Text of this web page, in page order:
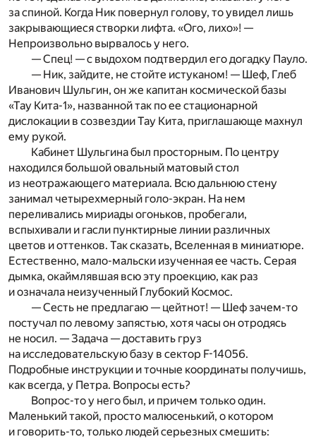
за спиной. Когда Ник повернул голову, то увидел лишь
закрывающиеся створки лифта. «Ого, лихо»! —
Непроизвольно вырвалось у него.
— Спец! — с выдохом подтвердил его догадку Пауло.
— Ник, зайдите, не стойте истуканом! — Шеф, Глеб
Иванович Шульгин, он же капитан космической базы
«Тау Кита-1», названной так по ее стационарной
дислокации в созвездии Тау Кита, приглашающе махнул
ему рукой.
Кабинет Шульгина был просторным. По центру
находился большой овальный матовый стол
из неотражающего материала. Всю дальнюю стену
занимал четырехмерный голо-экран. На нем
переливались мириады огоньков, пробегали,
вспыхивали и гасли пунктирные линии различных
цветов и оттенков. Так сказать, Вселенная в миниатюре.
Естественно, мало-мальски изученная ее часть. Серая
дымка, окаймлявшая всю эту проекцию, как раз
и означала неизученный Глубокий Космос.
— Сесть не предлагаю — цейтнот! — Шеф зачем-то
постучал по левому запястью, хотя часы он отродясь
не носил. — Задача — доставить груз
на исследовательскую базу в сектор F-14056.
Подробные инструкции и точные координаты получишь,
как всегда, у Петра. Вопросы есть?
Вопрос-то у него был, и причем только один.
Маленький такой, просто малюсенький, о котором
и говорить-то, только людей серьезных смешить: